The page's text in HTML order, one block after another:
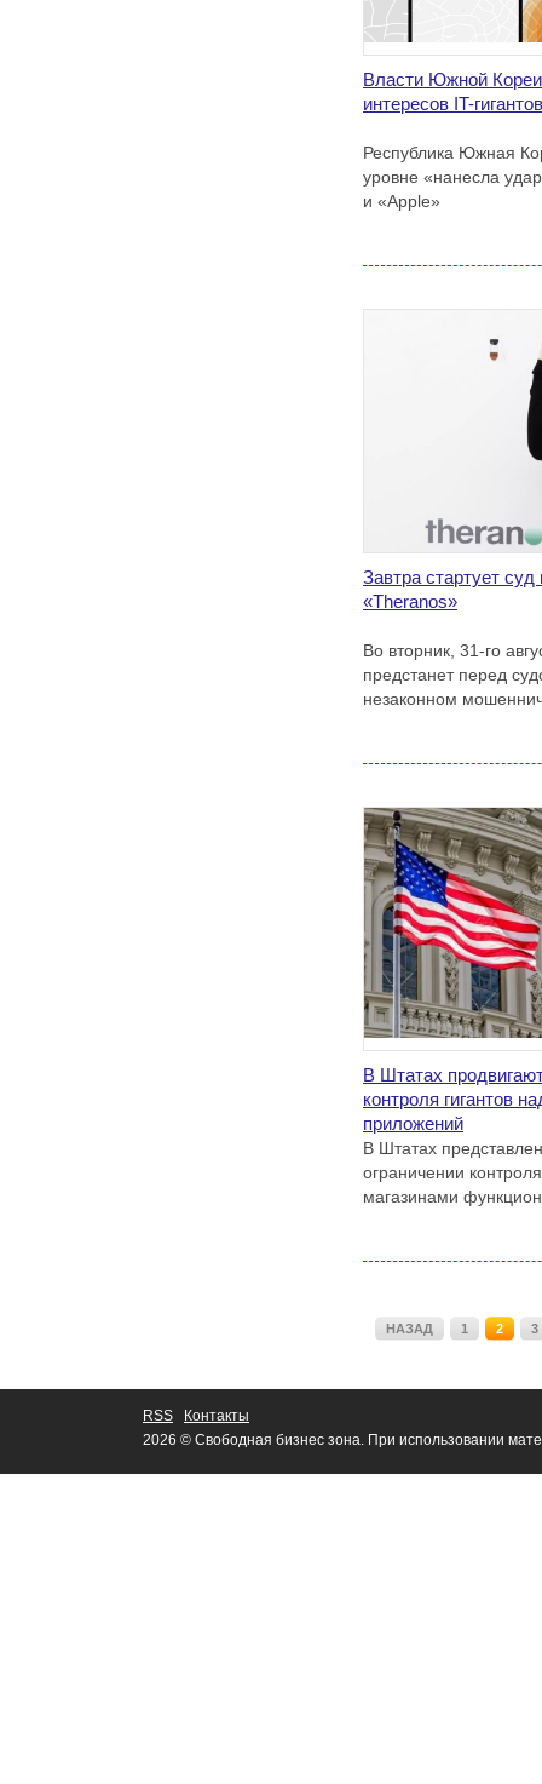
Власти Южной Кореи
интересов IT-гигантов
Республика Южная
уровне «нанесла
и «Apple»
Завтра стартует
«Theranos»
Во вторник, 31-го
предстанет перед
незаконном
В Штатах
контроля гигантов
приложений
В Штатах
ограничении
магазинами
НАЗАД 1 2 3
RSS
Контакты
2026 © Свободная бизнес зона. При использовании